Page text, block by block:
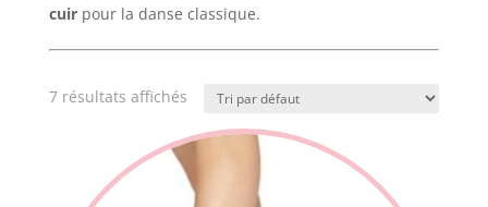
cuirpour la danse classique.
7 résultats affichés